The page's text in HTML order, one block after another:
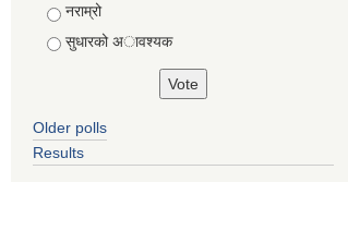
नराम्रो
सुधारको अावश्यक
Older polls
Results